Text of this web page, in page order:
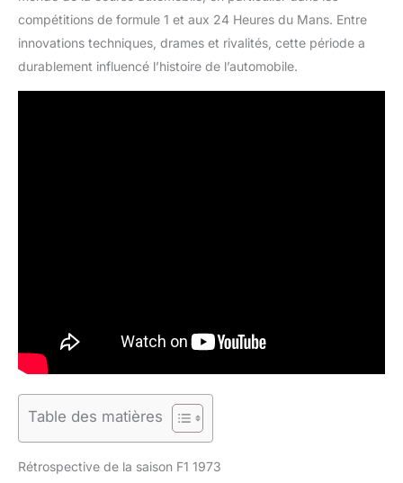
compétitions de formule 1 et aux 24 Heures du Mans. Entre
innovations techniques, drames et rivalités, cette période a
durablement influencé l’histoire de l’automobile.
Table des matières
Rétrospective de la saison F1 1973